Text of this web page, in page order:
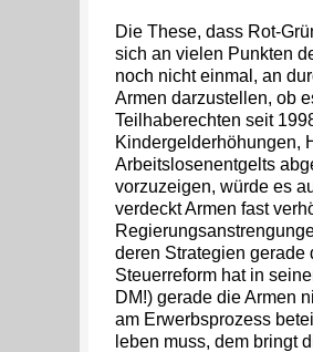
Die These, dass Rot-
sich an vielen Punkten
noch nicht einmal, an
Armen darzustellen, ob
Teilhaberechten seit
Kindergelderhöhungen,
Arbeitslosenentgelts
vorzuzeigen, würde es
verdeckt Armen fast
deren Strategien gerade
Steuerreform hat in
DM!) gerade die Armen
am Erwerbsprozess
leben muss, dem bringt